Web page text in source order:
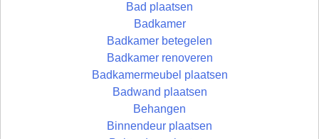
Bad plaatsen
Badkamer
Badkamer betegelen
Badkamer renoveren
Badkamermeubel plaatsen
Badwand plaatsen
Behangen
Binnendeur plaatsen